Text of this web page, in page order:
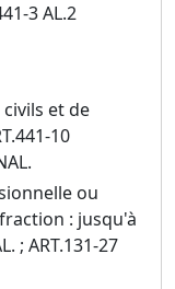
3 AL.2
et de
10
ou
: jusqu'à
; ART.131-27